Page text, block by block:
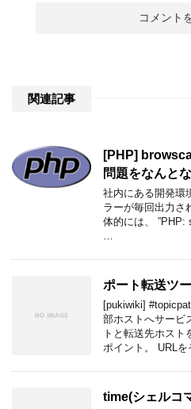
関連記事
[PHP]
問題をなんと
社内にある開発環
ラーが毎回出力さ
体的には、 ”PHP:
ポート転送ツ
[pukiwiki]
部ホストへサービ
トと転送先ホス
ポイント。 URLを
time(シェルコ